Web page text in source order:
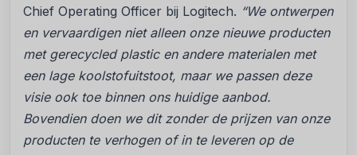
Chief Operating Officer bij Logitech. “We ontwerpen
en vervaardigen niet alleen onze nieuwe producten
met gerecycled plastic en andere materialen met
een lage koolstofuitstoot, maar we passen deze
visie ook toe binnen ons huidige aanbod.
Bovendien doen we dit zonder de prijzen van onze
producten te verhogen of in te leveren op de